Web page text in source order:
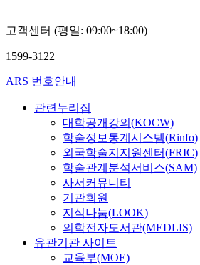
고객센터 (평일: 09:00~18:00)
1599-3122
ARS 번호안내
관련누리집
대학공개강의(KOCW)
학술정보통계시스템(Rinfo)
외국학술지지원센터(FRIC)
학술관계분석서비스(SAM)
사서커뮤니티
기관회원
지식나눔(LOOK)
의학전자도서관(MEDLIS)
유관기관 사이트
교육부(MOE)